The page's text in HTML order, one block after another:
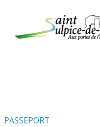
PASSEPORT